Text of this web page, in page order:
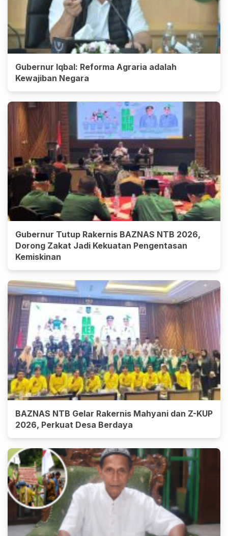
Gubernur Iqbal: Reforma Agraria adalah
Kewajiban Negara
Gubernur Tutup Rakernis BAZNAS NTB 2026,
Dorong Zakat Jadi Kekuatan Pengentasan
Kemiskinan
BAZNAS NTB Gelar Rakernis Mahyani dan Z-KUP
2026, Perkuat Desa Berdaya